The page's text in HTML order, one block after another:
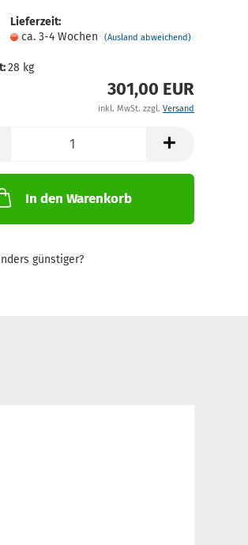
Lieferzeit:
ca. 3-4 Wochen
(Ausland abweichend)
28 kg
301,00 EUR
inkl. MwSt. zzgl. Versand
In den Warenkorb
günstiger?